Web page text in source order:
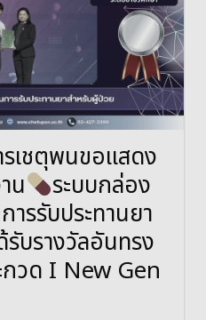
เชตุพนขอแสดง
น
ระบบกล่อง
ารรับประทานยา
บรางวัลอันทรง
กวด I New Gen